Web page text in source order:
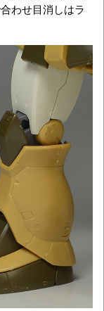
わせ目消しはラ